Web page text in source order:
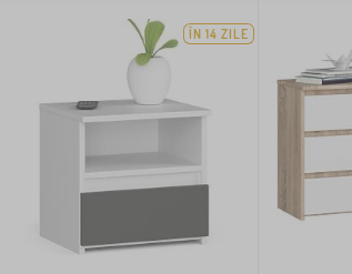
ÎN 14 ZILE